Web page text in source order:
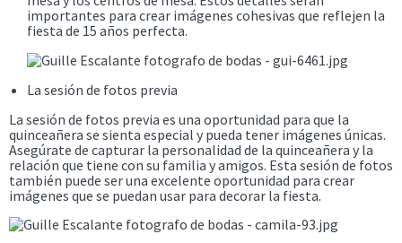
importantes para crear imágenes cohesivas que reflejen la
fiesta de 15 años perfecta.
La sesión de fotos previa
La sesión de fotos previa es una oportunidad para que la
quinceañera se sienta especial y pueda tener imágenes únicas.
Asegúrate de capturar la personalidad de la quinceañera y la
relación que tiene con su familia y amigos. Esta sesión de fotos
también puede ser una excelente oportunidad para crear
imágenes que se puedan usar para decorar la fiesta.